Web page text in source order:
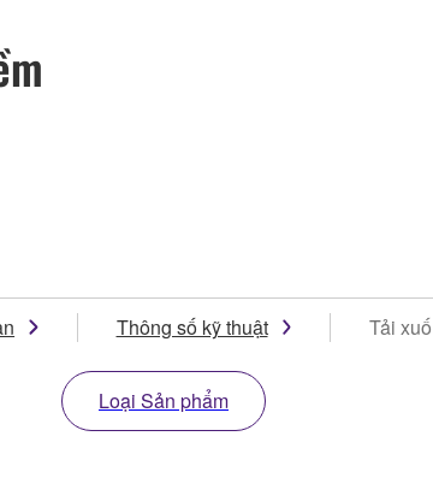
Thông số kỹ thuật Tải
Loại Sản phẩm